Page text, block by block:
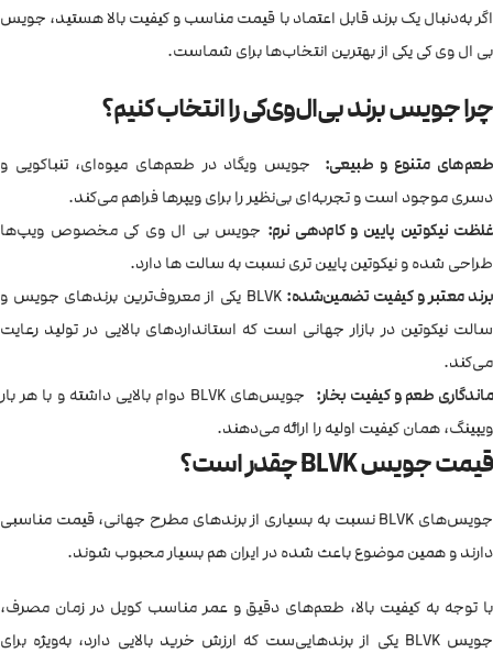
اگر به‌دنبال یک برند قابل اعتماد با قیمت مناسب و کیفیت بالا هستید، جویس
بی ال وی کی یکی از بهترین انتخاب‌ها برای شماست.
چرا جویس برند بی‌ال‌وی‌کی را انتخاب کنیم؟
طعم‌های متنوع و طبیعی: جویس ویگاد در طعم‌های میوه‌ای، تنباکویی و
دسری موجود است و تجربه‌ای بی‌نظیر را برای ویپرها فراهم می‌کند.
غلظت نیکوتین پایین و کام‌دهی نرم: جویس بی ال وی کی مخصوص ویپ‌ها
طراحی شده و نیکوتین پایین تری نسبت به سالت ها دارد.
برند معتبر و کیفیت تضمین‌شده:
BLVK یکی از معروف‌ترین برندهای جویس و
سالت نیکوتین در بازار جهانی است که استانداردهای بالایی در تولید رعایت
می‌کند.
ماندگاری طعم و کیفیت بخار:
جویس‌های BLVK دوام بالایی داشته و با هر بار
ویپینگ، همان کیفیت اولیه را ارائه می‌دهند.
قیمت جویس BLVK چقدر است؟
جویس‌های BLVK نسبت به بسیاری از برندهای مطرح جهانی، قیمت مناسبی
دارند و همین موضوع باعث شده در ایران هم بسیار محبوب شوند.
با توجه به کیفیت بالا، طعم‌های دقیق و عمر مناسب کویل در زمان مصرف،
جویس BLVK یکی از برندهایی‌ست که ارزش خرید بالایی دارد، به‌ویژه برای